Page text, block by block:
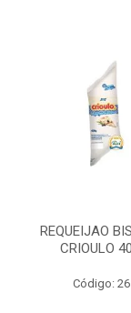
REQUEIJAO
CRIOULO
Código: